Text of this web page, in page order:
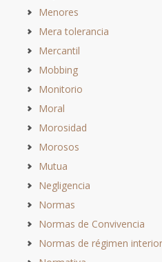
Menores
Mera tolerancia
Mercantil
Mobbing
Monitorio
Moral
Morosidad
Morosos
Mutua
Negligencia
Normas
Normas de Convivencia
Normas de régimen interior